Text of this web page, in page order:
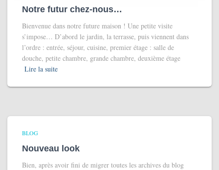
Notre futur chez-nous…
Bienvenue dans notre future maison ! Une petite visite
s’impose… D’abord le jardin, la terrasse, puis viennent dans
l’ordre : entrée, séjour, cuisine, premier étage : salle de
douche, petite chambre, grande chambre, deuxième étage
Lire la suite
BLOG
Nouveau look
Bien, après avoir fini de migrer toutes les archives du blog